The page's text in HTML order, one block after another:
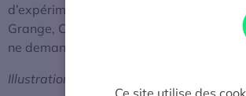
Ce site utilise des
d’expérimentation en conditions réelles
Grange, Chef de projet innovation et
ne demande qu’à voir !
Illustration : © SiemensGraphiques : ©